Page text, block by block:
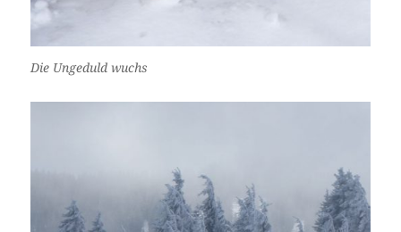
Die Ungeduld wuchs